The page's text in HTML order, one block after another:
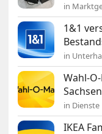
in
1&1
in
Wahl-
in Dienste
IKEA